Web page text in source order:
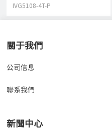
IVG5108-4T-P
關于我們
公司信息
聯系我們
新聞中心